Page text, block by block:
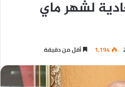
لشهر ماي
1,194 أقل من دقيقة